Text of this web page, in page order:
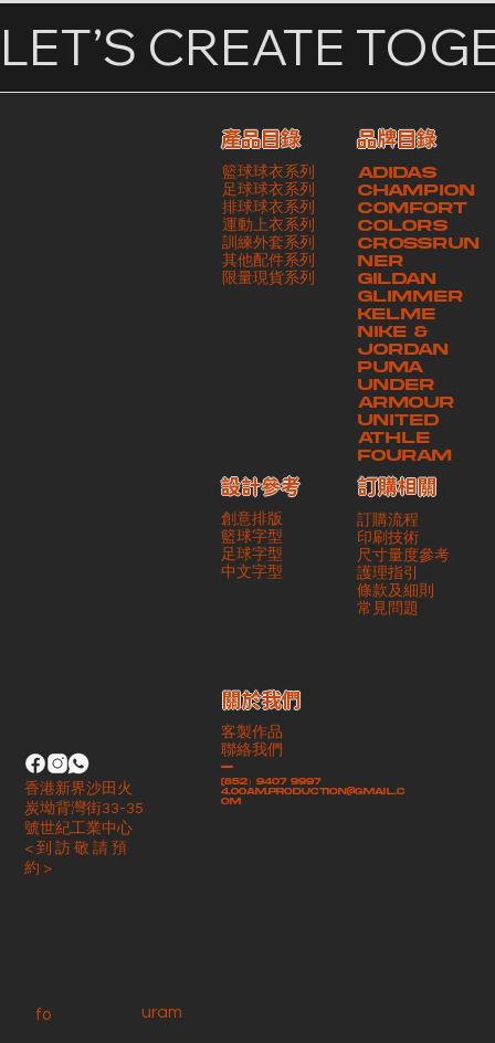
LET’S CREATE
產品目錄
籃球球衣系列
足球球衣系列
排球球衣系列
運動上衣系列
訓練外套系列
其他配件系列
​限量現貨系列
ADIDAS
CHAMPION
COMFORT
COLORS
CROSSRUN
NER
GILDAN
GLIMMER
KELME
NIKE &
JORDAN
PUMA
UNDER
ARMOUR
UNITED
ATHLE
FOURAM
品牌目錄
創意排版
籃球字型
足球字型
​中文字型
設計參考
訂購流程
印刷技術
尺寸量度參考
護理指引
條款及細則
​常見問題
訂購相關
客製作品
聯絡我們
-
(852）9407 9997
4.00am.production@gmail.c
om
​關於我們
香港新界沙田火
炭坳背灣街33-35
號世紀工業中心
< 到 訪 敬 請 預
約 >
fo uram